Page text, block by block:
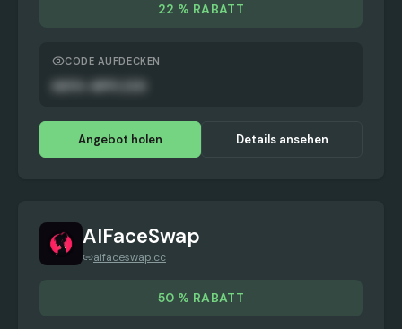
22 % RABATT
CODE AUFDECKEN
Angebot holen Details ansehen
AIFaceSwap
aifaceswap.cc
50 % RABATT